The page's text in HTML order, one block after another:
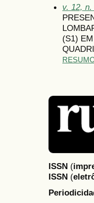
v. 12,
(S1)
ISSN (
ISSN (